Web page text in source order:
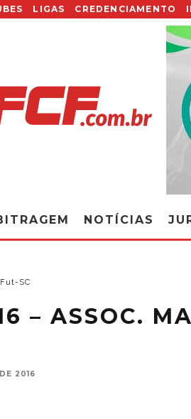
LIGAS CREDENCIAMENTO
NOTÍCIAS
SC
– ASSOC.
2016